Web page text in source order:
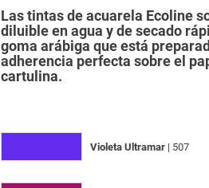
Las tintas de acuarela Ecoline
diluible en agua y de secado
goma arábiga que está
adherencia perfecta sobre el
cartulina.
Violeta Ultramar| 507